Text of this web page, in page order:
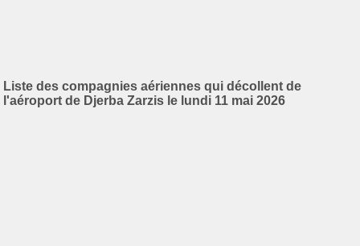
Liste des compagnies aériennes qui décollent de
l'aéroport de Djerba Zarzis le lundi 11 mai 2026